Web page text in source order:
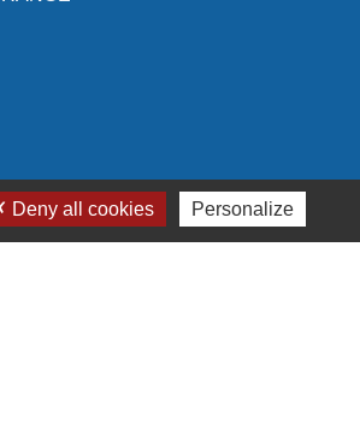
Deny all cookies Personalize